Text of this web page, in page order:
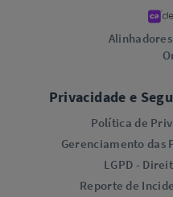
Privacidade e
Política de
Gerenciamento das
LGPD -
Reporte de